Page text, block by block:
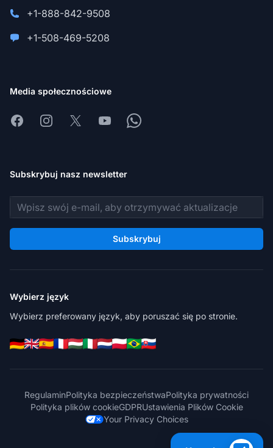
+1-888-842-9508
+1-508-469-5208
Media społecznościowe
FacebookInstagram
X YoutubeWhatsapp
Subskrybuj nasz newsletter
Adres e-mail
Subskrybuj
Wybierz język
Wybierz preferowany język, aby poruszać się po stronie.
RegulaminPolityka bezpieczeństwaPolityka prywatności
Polityka plików cookieGDPRUstawienia Plików Cookie
Your Privacy Choices